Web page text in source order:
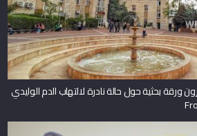
بحثية حول حالة نادرة لالتهاب الدم الوليدي